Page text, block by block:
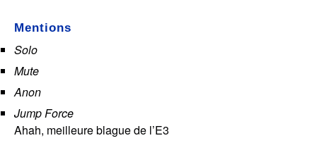
Mentions
Solo
Mute
Anon
Jump Force
Ahah, meilleure blague de l’E3